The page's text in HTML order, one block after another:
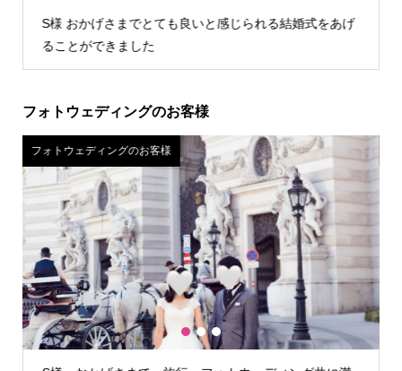
U様 店舗が遠かったので自宅試着しましたが、問題なく
試着できお値段含めてこちらに決めました。
フォトウェディングのお客様
フォトウェディングのお客様
1 2 3